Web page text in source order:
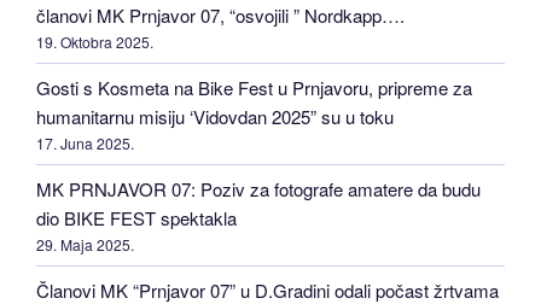
članovi MK Prnjavor 07, “osvojili ” Nordkapp….
19. Oktobra 2025.
Gosti s Kosmeta na Bike Fest u Prnjavoru, pripreme za
humanitarnu misiju ‘Vidovdan 2025” su u toku
17. Juna 2025.
MK PRNJAVOR 07: Poziv za fotografe amatere da budu
dio BIKE FEST spektakla
29. Maja 2025.
Članovi MK “Prnjavor 07” u D.Gradini odali počast žrtvama